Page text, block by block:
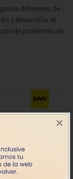
×
diferentes de
y desarrollar el
de problemas de